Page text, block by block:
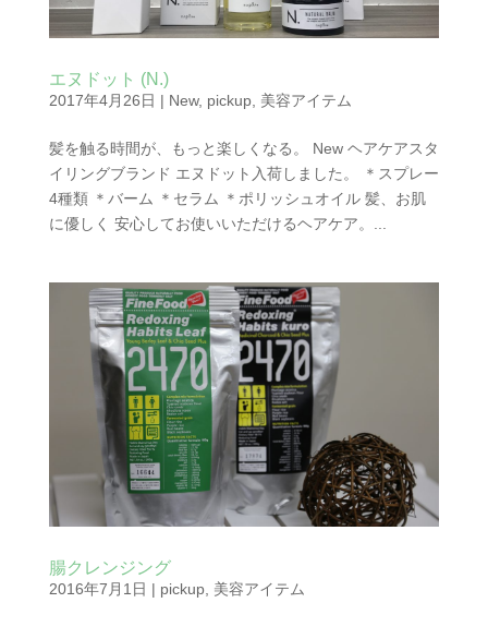
エヌドット (N.)
2017年4月26日 | New, pickup, 美容アイテム
髪を触る時間が、もっと楽しくなる。 New ヘアケアスタ
イリングブランド エヌドット入荷しました。 ＊スプレー
4種類 ＊バーム ＊セラム ＊ポリッシュオイル 髪、お肌
に優しく 安心してお使いいただけるヘアケア。...
腸クレンジング
2016年7月1日 | pickup, 美容アイテム